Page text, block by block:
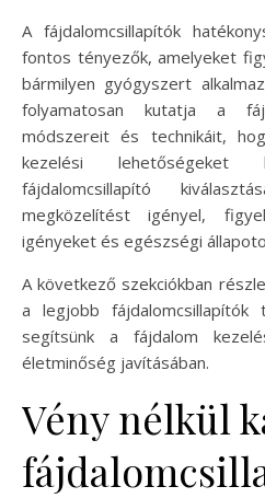
A fájdalomcsillapítók
fontos tényezők, amelyeket
bármilyen gyógyszert
folyamatosan kutatja a
módszereit és technikáit,
kezelési
fájdalomcsillapító
megközelítést igényel,
igényeket és egészségi
A következő szekciókban
a legjobb
segítsünk a fájdalom
életminőség javításában.
Vény nélkül